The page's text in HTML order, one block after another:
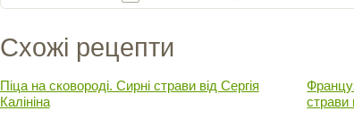
Схожі рецепти
Піца на сковороді. Сирні страви від Сергія
Калініна
страви